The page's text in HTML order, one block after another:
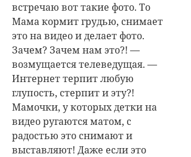
встречаю вот такие фото. То
Мама кормит грудью, снимает
это на видео и делает фото.
Зачем? Зачем нам это?! —
возмущается телеведущая. —
Интернет терпит любую
глупость, стерпит и эту?!
Мамочки, у которых детки на
видео ругаются матом, с
радостью это снимают и
выставляют! Даже если это